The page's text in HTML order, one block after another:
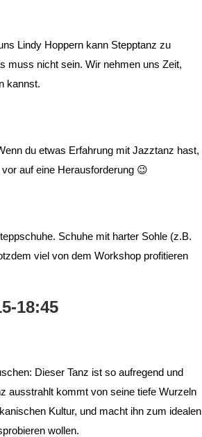
Lindy Hoppern kann Stepptanz zu
muss nicht sein. Wir nehmen uns Zeit,
kannst.
du etwas Erfahrung mit Jazztanz hast,
auf eine Herausforderung 😉
Schuhe mit harter Sohle (z.B.
viel von dem Workshop profitieren
18:45
Dieser Tanz ist so aufregend und
ausstrahlt kommt von seine tiefe Wurzeln
Kultur, und macht ihn zum idealen
wollen.